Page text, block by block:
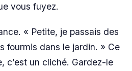
vous fuyez.
« Petite, je passais des
fourmis dans le jardin. » Ce
c’est un cliché. Gardez-le